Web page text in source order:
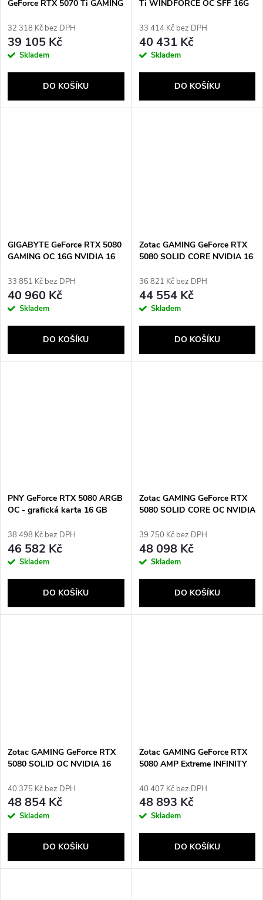
GeForce RTX 5070 Ti GAMING
32 318 Kč bez DPH
39 105 Kč
Skladem
DO KOŠÍKU
Ti WINDFORCE OC SFF 16G
33 414 Kč bez DPH
40 431 Kč
Skladem
DO KOŠÍKU
GIGABYTE GeForce RTX 5080
GAMING OC 16G NVIDIA 16
33 851 Kč bez DPH
40 960 Kč
Skladem
DO KOŠÍKU
Zotac GAMING GeForce RTX
5080 SOLID CORE NVIDIA 16
36 821 Kč bez DPH
44 554 Kč
Skladem
DO KOŠÍKU
PNY GeForce RTX 5080 ARGB
OC - grafická karta 16 GB
38 498 Kč bez DPH
46 582 Kč
Skladem
DO KOŠÍKU
Zotac GAMING GeForce RTX
5080 SOLID CORE OC NVIDIA
39 750 Kč bez DPH
48 098 Kč
Skladem
DO KOŠÍKU
Zotac GAMING GeForce RTX
5080 SOLID OC NVIDIA 16
40 375 Kč bez DPH
48 854 Kč
Skladem
DO KOŠÍKU
Zotac GAMING GeForce RTX
5080 AMP Extreme INFINITY
40 407 Kč bez DPH
48 893 Kč
Skladem
DO KOŠÍKU